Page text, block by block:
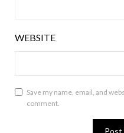
WEBSITE
Save my name, email, and
comment.